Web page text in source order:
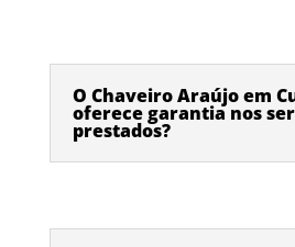
O Chaveiro Araújo em
oferece garantia nos
prestados?